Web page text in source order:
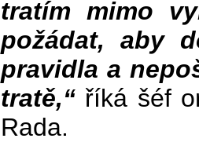
tratím mimo
požádat, aby
pravidla a
tratě,“říká šéf
Rada.